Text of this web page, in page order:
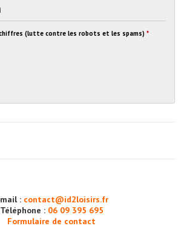
(lutte contre les robots et les spams) *
: contact@id2loisirs.fr
Téléphone : 06 09 395 695
Formulaire de contact